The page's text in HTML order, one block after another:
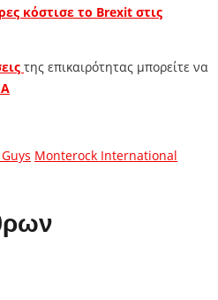
κόστισε το Brexit στις
της επικαιρότητας μπορείτε να
Monterock International